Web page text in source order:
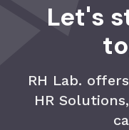
Let's
RH Lab.
HR